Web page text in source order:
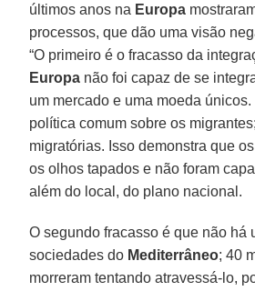
últimos anos na Europa
processos, que dão uma visão
“O primeiro é o fracasso da
Europa não foi capaz de se
um mercado e uma moeda
política comum sobre os
migratórias. Isso demonstra que
os olhos tapados e não foram
além do local, do plano nacional.
O segundo fracasso é que não há
sociedades do Mediterrâneo; 40
morreram tentando atravessá-lo,